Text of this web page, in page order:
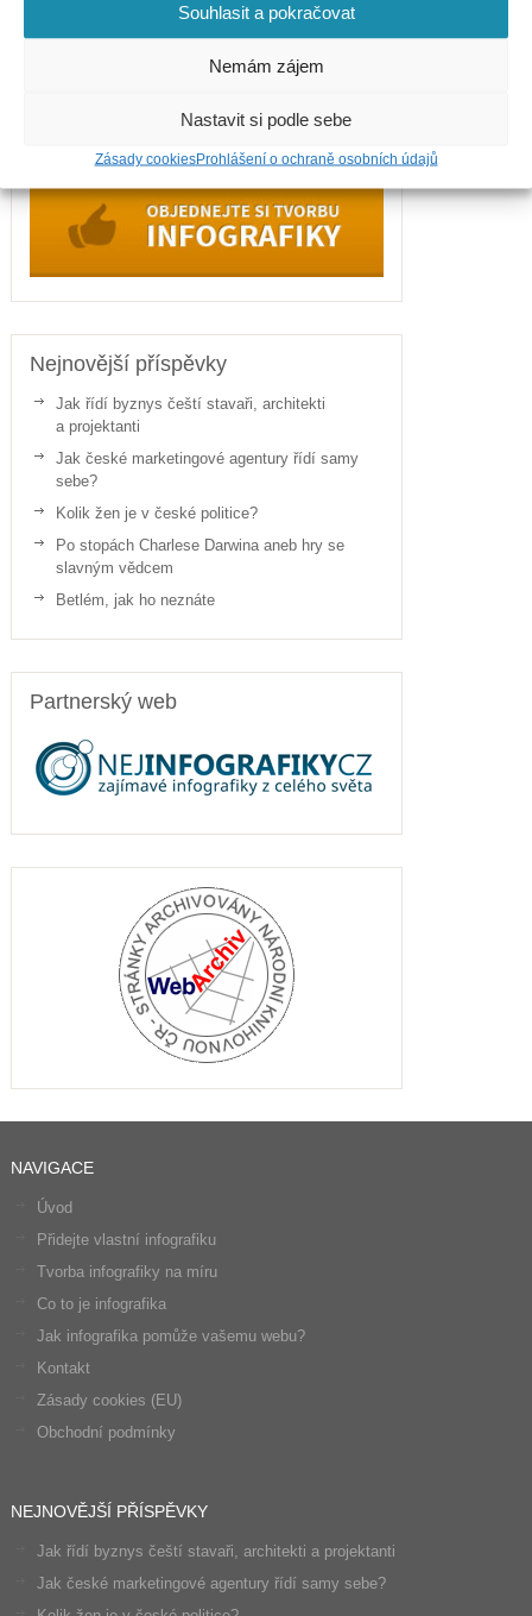
Souhlasit a pokračovat
Nemám zájem
Nastavit si podle sebe
Zásady cookiesProhlášení o ochraně osobních údajů
Nejnovější příspěvky
Jak řídí byznys čeští stavaři, architekti
a projektanti
Jak české marketingové agentury řídí samy
sebe?
Kolik žen je v české politice?
Po stopách Charlese Darwina aneb hry se
slavným vědcem
Betlém, jak ho neznáte
Partnerský web
NAVIGACE
Úvod
Přidejte vlastní infografiku
Tvorba infografiky na míru
Co to je infografika
Jak infografika pomůže vašemu webu?
Kontakt
Zásady cookies (EU)
Obchodní podmínky
NEJNOVĚJŠÍ PŘÍSPĚVKY
Jak řídí byznys čeští stavaři, architekti a projektanti
Jak české marketingové agentury řídí samy sebe?